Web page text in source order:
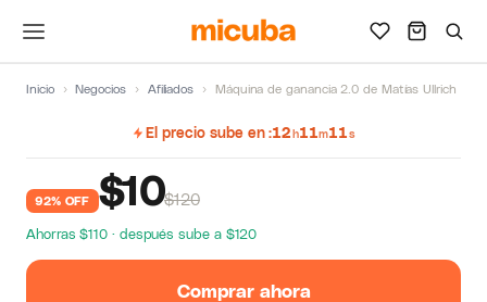
Inicio › Negocios › Afiliados › Máquina de ganancia 2.0 de Matías Ullrich
El precio sube en 12h11m10s
92% OFF $10$120
Ahorras $110 · después sube a $120
Comprar ahora